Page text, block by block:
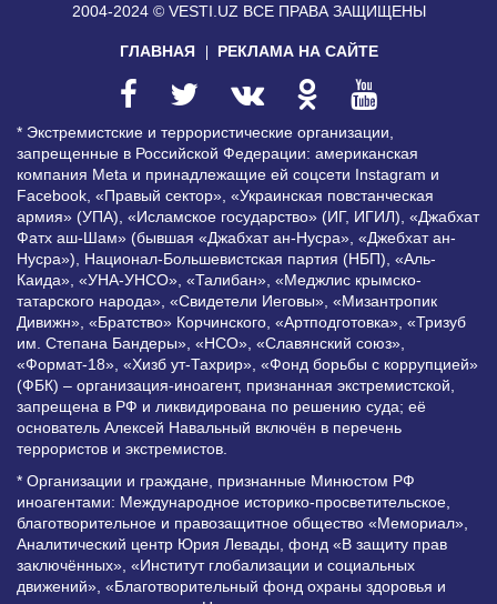
2004-2024 © VESTI.UZ ВСЕ ПРАВА ЗАЩИЩЕНЫ
ГЛАВНАЯ РЕКЛАМА НА САЙТЕ
* Экстремистские и террористические организации,
запрещенные в Российской Федерации: американская
компания Meta и принадлежащие ей соцсети Instagram и
Facebook, «Правый сектор», «Украинская повстанческая
армия» (УПА), «Исламское государство» (ИГ, ИГИЛ), «Джабхат
Фатх аш-Шам» (бывшая «Джабхат ан-Нусра», «Джебхат ан-
Нусра»), Национал-Большевистская партия (НБП), «Аль-
Каида», «УНА-УНСО», «Талибан», «Меджлис крымско-
татарского народа», «Свидетели Иеговы», «Мизантропик
Дивижн», «Братство» Корчинского, «Артподготовка», «Тризуб
им. Степана Бандеры», «НСО», «Славянский союз»,
«Формат-18», «Хизб ут-Тахрир», «Фонд борьбы с коррупцией»
(ФБК) – организация-иноагент, признанная экстремистской,
запрещена в РФ и ликвидирована по решению суда; её
основатель Алексей Навальный включён в перечень
террористов и экстремистов.
* Организации и граждане, признанные Минюстом РФ
иноагентами: Международное историко-просветительское,
благотворительное и правозащитное общество «Мемориал»,
Аналитический центр Юрия Левады, фонд «В защиту прав
заключённых», «Институт глобализации и социальных
движений», «Благотворительный фонд охраны здоровья и